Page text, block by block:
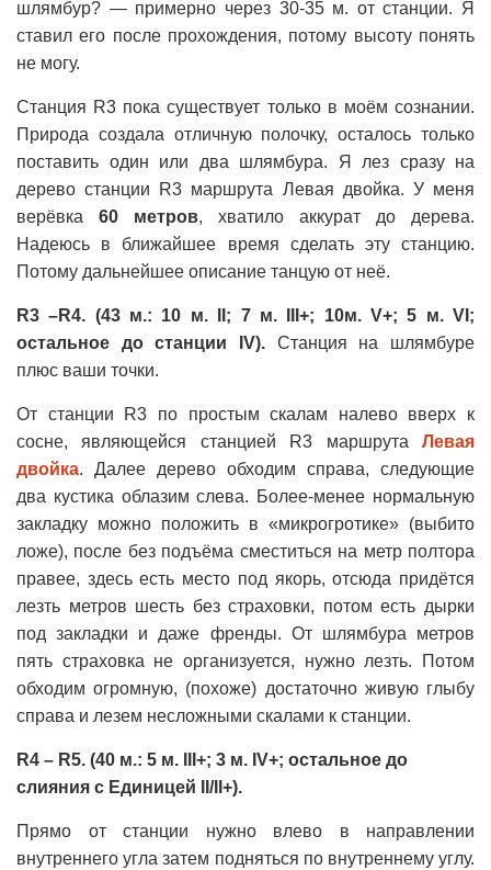
шлямбур? — примерно через 30-35 м. от станции. Я
ставил его после прохождения, потому высоту понять
не могу.
Станция R3 пока существует только в моём сознании.
Природа создала отличную полочку, осталось только
поставить один или два шлямбура. Я лез сразу на
дерево станции R3 маршрута Левая двойка. У меня
верёвка 60 метров, хватило аккурат до дерева.
Надеюсь в ближайшее время сделать эту станцию.
Потому дальнейшее описание танцую от неё.
R3 –R4. (43 м.: 10 м. II; 7 м. III+; 10м. V+; 5 м. VI;
остальное до станции IV). Станция на шлямбуре
плюс ваши точки.
От станции R3 по простым скалам налево вверх к
сосне, являющейся станцией R3 маршрута Левая
двойка. Далее дерево обходим справа, следующие
два кустика облазим слева. Более-менее нормальную
закладку можно положить в «микрогротике» (выбито
ложе), после без подъёма сместиться на метр полтора
правее, здесь есть место под якорь, отсюда придётся
лезть метров шесть без страховки, потом есть дырки
под закладки и даже френды. От шлямбура метров
пять страховка не организуется, нужно лезть. Потом
обходим огромную, (похоже) достаточно живую глыбу
справа и лезем несложными скалами к станции.
R4 – R5. (40 м.: 5 м. III+; 3 м. IV+; остальное до
слияния с Единицей II/II+).
Прямо от станции нужно влево в направлении
внутреннего угла затем подняться по внутреннему углу.